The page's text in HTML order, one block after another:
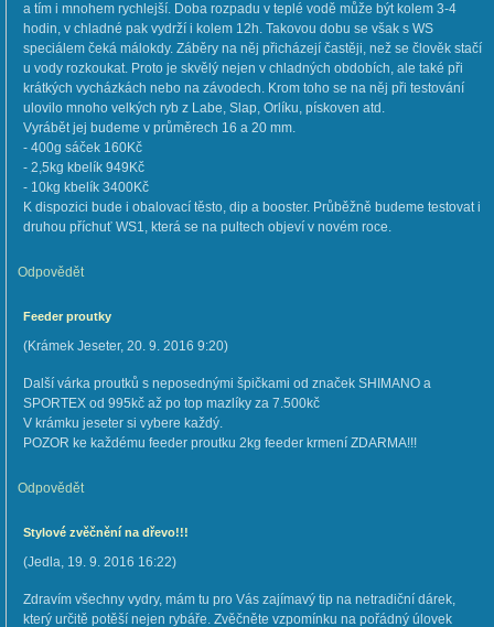
a tím i mnohem rychlejší. Doba rozpadu v teplé vodě může být kolem 3-4
hodin, v chladné pak vydrží i kolem 12h. Takovou dobu se však s WS
speciálem čeká málokdy. Záběry na něj přicházejí častěji, než se člověk stačí
u vody rozkoukat. Proto je skvělý nejen v chladných obdobích, ale také při
krátkých vycházkách nebo na závodech. Krom toho se na něj při testování
ulovilo mnoho velkých ryb z Labe, Slap, Orlíku, pískoven atd.
Vyrábět jej budeme v průměrech 16 a 20 mm.
- 400g sáček 160Kč
- 2,5kg kbelík 949Kč
- 10kg kbelík 3400Kč
K dispozici bude i obalovací těsto, dip a booster. Průběžně budeme testovat i
druhou příchuť WS1, která se na pultech objeví v novém roce.
Odpovědět
Feeder proutky
(Krámek Jeseter, 20. 9. 2016 9:20)
Další várka proutků s neposednými špičkami od značek SHIMANO a
SPORTEX od 995kč až po top mazlíky za 7.500kč
V krámku jeseter si vybere každý.
POZOR ke každému feeder proutku 2kg feeder krmení ZDARMA!!!
Odpovědět
Stylové zvěčnění na dřevo!!!
(Jedla, 19. 9. 2016 16:22)
Zdravím všechny vydry, mám tu pro Vás zajímavý tip na netradiční dárek,
který určitě potěší nejen rybáře. Zvěčněte vzpomínku na pořádný úlovek